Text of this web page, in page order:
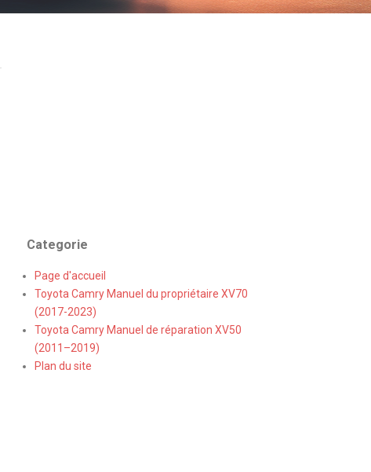
Categorie
Page d'accueil
Toyota Camry Manuel du propriétaire XV70
(2017-2023)
Toyota Camry Manuel de réparation XV50
(2011–2019)
Plan du site